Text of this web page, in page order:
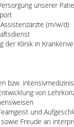
unserer
(m/w/d)
Klinik in
bzw.
von
und
Freude an